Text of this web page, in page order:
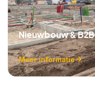
Nieuwbouw & B2B
Meer informatie